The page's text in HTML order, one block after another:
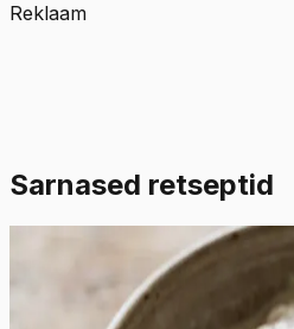
Reklaam
Sarnased retseptid
Hinnang:(2)
Šašlõkimarinaad jogurtiga